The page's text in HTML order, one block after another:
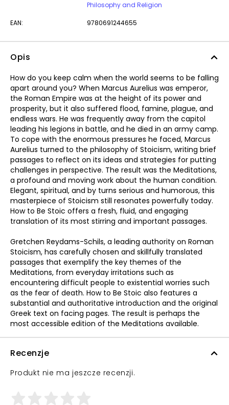
Philosophy and Religion
EAN: 9780691244655
Opis
How do you keep calm when the world seems to be falling
apart around you? When Marcus Aurelius was emperor,
the Roman Empire was at the height of its power and
prosperity, but it also suffered flood, famine, plague, and
endless wars. He was frequently away from the capitol
leading his legions in battle, and he died in an army camp.
To cope with the enormous pressures he faced, Marcus
Aurelius turned to the philosophy of Stoicism, writing brief
passages to reflect on its ideas and strategies for putting
challenges in perspective. The result was the Meditations,
a profound and moving work about the human condition.
Elegant, spiritual, and by turns serious and humorous, this
masterpiece of Stoicism still resonates powerfully today.
How to Be Stoic offers a fresh, fluid, and engaging
translation of its most stirring and important passages.
Gretchen Reydams-Schils, a leading authority on Roman
Stoicism, has carefully chosen and skillfully translated
passages that exemplify the key themes of the
Meditations, from everyday irritations such as
encountering difficult people to existential worries such
as the fear of death. How to Be Stoic also features a
substantial and authoritative introduction and the original
Greek text on facing pages. The result is perhaps the
most accessible edition of the Meditations available.
Recenzje
Produkt nie ma jeszcze recenzji.